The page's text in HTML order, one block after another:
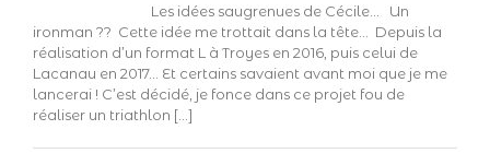
Les idées saugrenues de Cécile… Un
ironman ?? Cette idée me trottait dans la tête… Depuis la
réalisation d’un format L à Troyes en 2016, puis celui de
Lacanau en 2017… Et certains savaient avant moi que je me
lancerai ! C’est décidé, je fonce dans ce projet fou de
réaliser un triathlon [...]